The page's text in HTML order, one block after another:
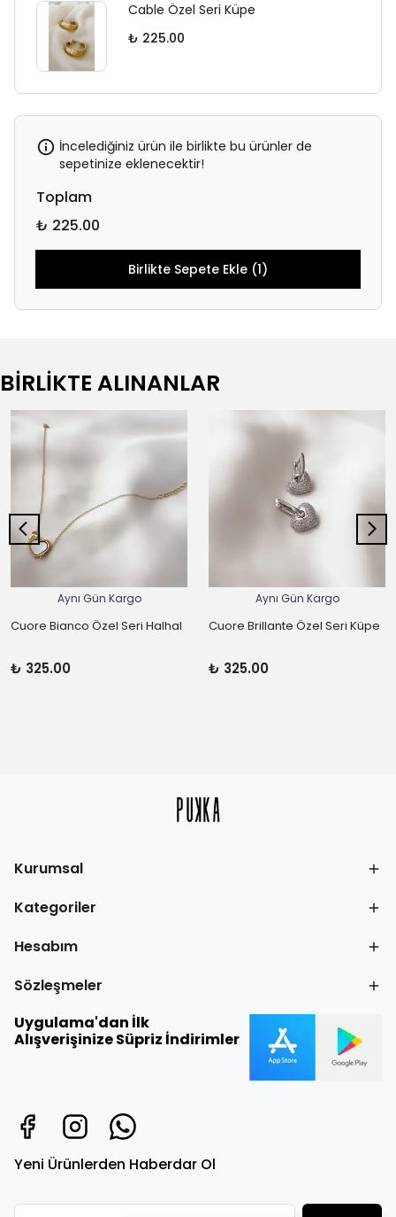
Cable Özel Seri Küpe
₺ 225.00
İncelediğiniz ürün ile birlikte bu ürünler de
sepetinize eklenecektir!
Toplam
₺ 225.00
Birlikte Sepete Ekle (1)
BİRLİKTE ALINANLAR
Aynı Gün Kargo
Cuore Bianco Özel Seri Halhal
₺ 325.00
Aynı Gün Kargo
Cuore Brillante Özel Seri Küpe
₺ 325.00
Kurumsal
Kategoriler
Hesabım
Sözleşmeler
Uygulama'dan İlk
Alışverişinize Süpriz İndirimler
Yeni Ürünlerden Haberdar Ol